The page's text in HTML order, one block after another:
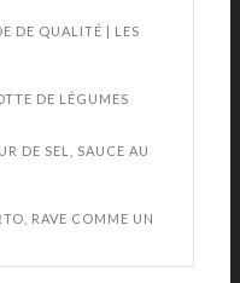
DE QUALITÉ | LES
DE LÉGUMES
DE SEL, SAUCE AU
RAVE COMME UN